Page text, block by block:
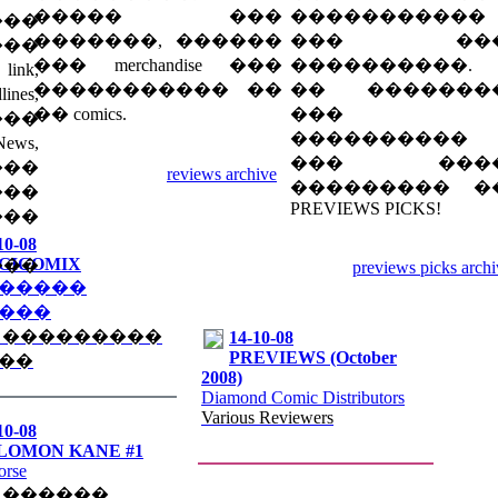
����� ���
�������, ������
��� merchandise ���
����������� ��
�� comics.
reviews archive
08
���������
08
KANE #1
������
�����������
���
����������.
��
���
����������
���
���������
PREVIEWS PICKS!
previews picks
14-10-08
PREVIEWS (October
2008)
Diamond Comic Distributors
Various Reviewers